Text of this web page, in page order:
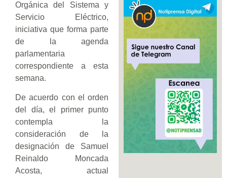
Orgánica del Sistema y
Servicio Eléctrico,
iniciativa que forma parte
de la agenda
parlamentaria
correspondiente a esta
semana.
De acuerdo con el orden
del día, el primer punto
contempla la
consideración de la
designación de Samuel
Reinaldo Moncada
Acosta, actual